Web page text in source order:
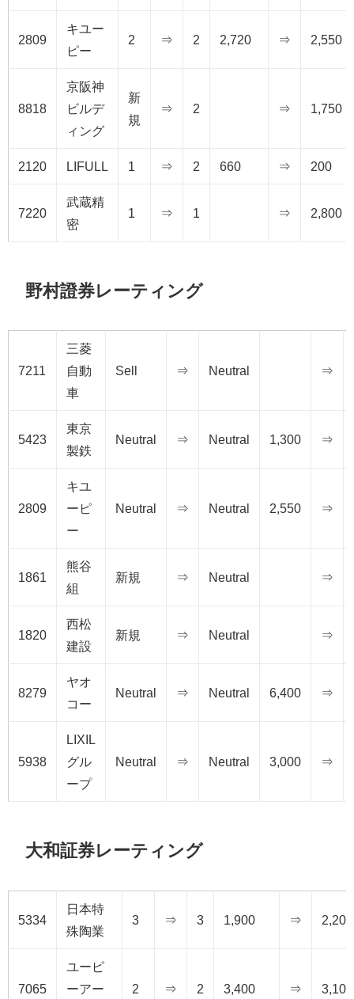
2809
キユー
ピー
2 ⇒ 2 2,720 ⇒ 2,550
8818
京阪神
ビルデ
ィング
新
規
⇒ 2 ⇒ 1,750
2120 LIFULL 1 ⇒ 2 660 ⇒ 200
7220
武蔵精
密
1 ⇒ 1 ⇒ 2,800
野村證券レーティング
7211
三菱
自動
車
Sell ⇒ Neutral ⇒
5423
東京
製鉄
Neutral ⇒ Neutral 1,300 ⇒
2809
キユ
ーピ
ー
Neutral ⇒ Neutral 2,550 ⇒
1861
熊谷
組
新規 ⇒ Neutral ⇒
1820
西松
建設
新規 ⇒ Neutral ⇒
8279
ヤオ
コー
Neutral ⇒ Neutral 6,400 ⇒
5938
LIXIL
グル
ープ
Neutral ⇒ Neutral 3,000 ⇒
大和証券レーティング
5334
日本特
殊陶業
3 ⇒ 3 1,900 ⇒ 2,200
7065
ユーピ
ーアー
2 ⇒ 2 3,400 ⇒ 3,100